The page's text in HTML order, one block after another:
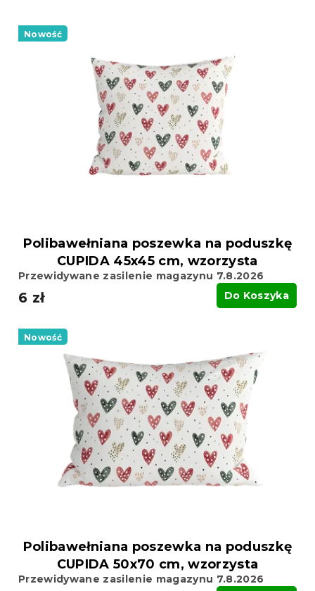
n Nowość
Polibawełniana poszewka na poduszkę
CUPIDA 45x45 cm, wzorzysta
Przewidywane zasilenie magazynu 7.8.2026
6 zł Do Koszyka
Nowość
Polibawełniana poszewka na poduszkę
CUPIDA 50x70 cm, wzorzysta
Przewidywane zasilenie magazynu 7.8.2026